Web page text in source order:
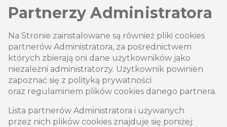
Partnerzy Administratora
Na Stronie zainstalowane są również pliki cookies
partnerów Administratora, za pośrednictwem
których zbierają oni dane użytkowników jako
niezależni administratorzy. Użytkownik powinien
zapoznać się z polityką prywatności
oraz regulaminem plików cookies danego partnera.
Lista partnerów Administratora i używanych
przez nich plików cookies znajduje się poniżej: